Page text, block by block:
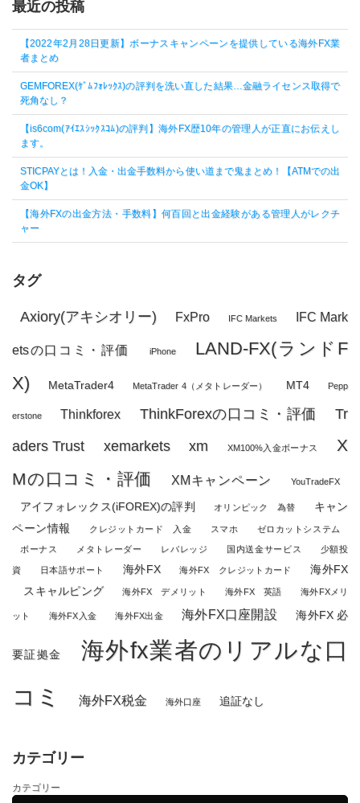
最近の投稿
【2022年2月28日更新】ボーナスキャンペーンを提供している海外FX業
者まとめ
GEMFOREX(ｹﾞﾑﾌｫﾚｯｸｽ)の評判を洗い直した結果…金融ライセンス取得で
死角なし？
【is6com(ｱｲｴｽｼｯｸｽｺﾑ)の評判】海外FX歴10年の管理人が正直にお伝えし
ます。
STICPAYとは！入金・出金手数料から使い道まで鬼まとめ！【ATMでの出
金OK】
【海外FXの出金方法・手数料】何百回と出金経験がある管理人がレクチ
ャー
タグ
Axiory(アキシオリー) FxPro IFC Markets IFC Mark
etsの口コミ・評価 iPhone
LAND-FX(ランドF
X)
MetaTrader4 MetaTrader 4（メタトレーダー） MT4 Pepp
erstone Thinkforex ThinkForexの口コミ・評価
Tr
aders Trust
xemarkets xm XM100%入金ボーナス
X
Mの口コミ・評価
XMキャンペーン YouTradeFX
アイフォレックス(iFOREX)の評判 オリンピック 為替
キャン
ペーン情報
クレジットカード 入金 スマホ ゼロカットシステム
ボーナス メタトレーダー レバレッジ 国内送金サービス 少額投
資 日本語サポート 海外FX 海外FX クレジットカード
海外FX
スキャルピング
海外FX デメリット 海外FX 英語 海外FXメリ
ット 海外FX入金 海外FX出金 海外FX口座開設 海外FX 必
要証拠金
海外fx業者のリアルな口
コミ
海外FX税金 海外口座 追証なし
カテゴリー
カテゴリー